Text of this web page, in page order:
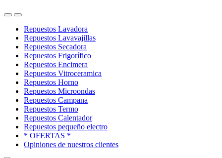
OpenClose
Repuestos Lavadora
Repuestos Lavavajillas
Repuestos Secadora
Repuestos Frigorífico
Repuestos Encimera
Repuestos Vitroceramica
Repuestos Horno
Repuestos Microondas
Repuestos Campana
Repuestos Termo
Repuestos Calentador
Repuestos pequeño electro
* OFERTAS *
Opiniones de nuestros clientes